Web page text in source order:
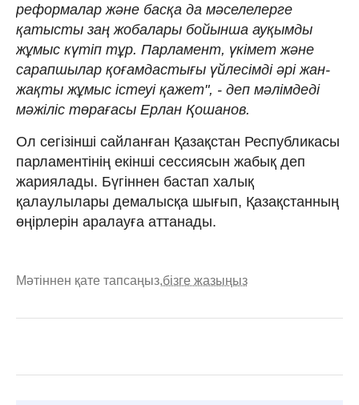
реформалар және басқа да мәселелерге
қатысты заң жобалары бойынша ауқымды
жұмыс күтіп тұр. Парламент, үкімет және
сарапшылар қоғамдастығы үйлесімді әрі жан-
жақты жұмыс істеуі қажет", - деп мәлімдеді
мәжіліс төрағасы Ерлан Қошанов.
Ол сегізінші сайланған Қазақстан Республикасы
парламентінің екінші сессиясын жабық деп
жариялады. Бүгіннен бастап халық
қалаулылары демалысқа шығып, Қазақстанның
өңірлерін аралауға аттанады.
Мәтіннен қате тапсаңыз,бізге жазыңыз